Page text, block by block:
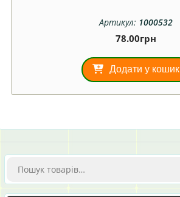
Артикул: 1000532
78.00грн
Додати у кошик
Шукати: